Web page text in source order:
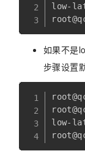
low-
如果不是
步骤设置
low-